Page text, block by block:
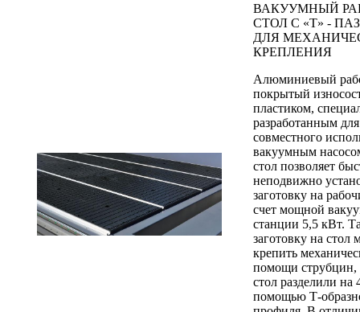
ВАКУУМНЫЙ
СТОЛ С «Т» -
ДЛЯ
КРЕПЛЕНИЯ
Алюминиевый
покрытый
пластиком,
разработанным для
совместного
вакуумным
стол позволяет
неподвижно
заготовку на
счет мощной
станции 5,5 кВт.
заготовку на стол
крепить
помощи струбцин,
стол разделили на
помощью Т-